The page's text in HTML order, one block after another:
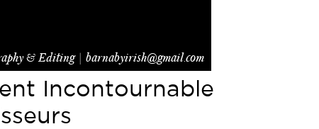
& Editing | barnabyirish@gmail.com
Incontournable